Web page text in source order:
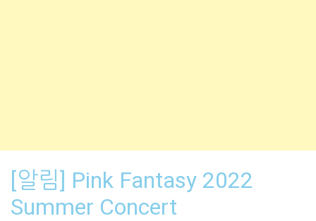
[알림] Pink Fantasy 2022
Summer Concert